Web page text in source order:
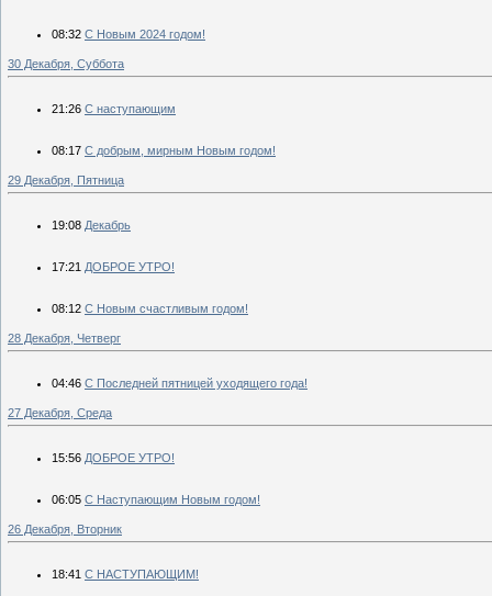
08:32 С Новым 2024 годом!
30 Декабря, Суббота
21:26 С наступающим
08:17 С добрым, мирным Новым годом!
29 Декабря, Пятница
19:08 Декабрь
17:21 ДОБРОЕ УТРО!
08:12 С Новым счастливым годом!
28 Декабря, Четверг
04:46 С Последней пятницей уходящего года!
27 Декабря, Среда
15:56 ДОБРОЕ УТРО!
06:05 С Наступающим Новым годом!
26 Декабря, Вторник
18:41 С НАСТУПАЮЩИМ!